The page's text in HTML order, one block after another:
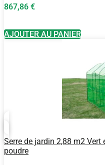
867,86 €
AJOUTER AU PANIER
Serre de jardin 2,88 m2
poudre